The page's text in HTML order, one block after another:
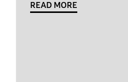
READ MORE